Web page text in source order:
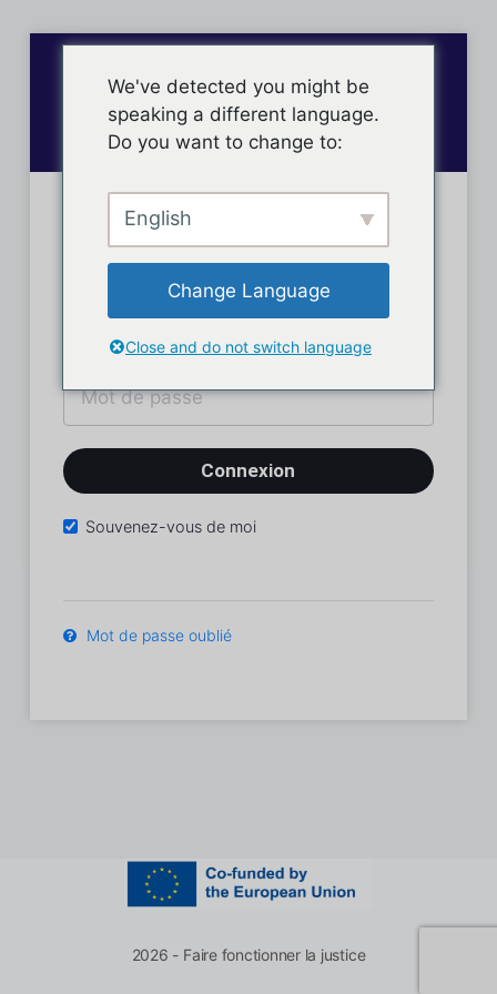
Connexion des membres
Souvenez-vous de moi
Mot de passe oublié
2026 - Faire fonctionner la justice
We've detected you might be
speaking a different language.
Do you want to change to:
English
Change Language
Close and do not switch language